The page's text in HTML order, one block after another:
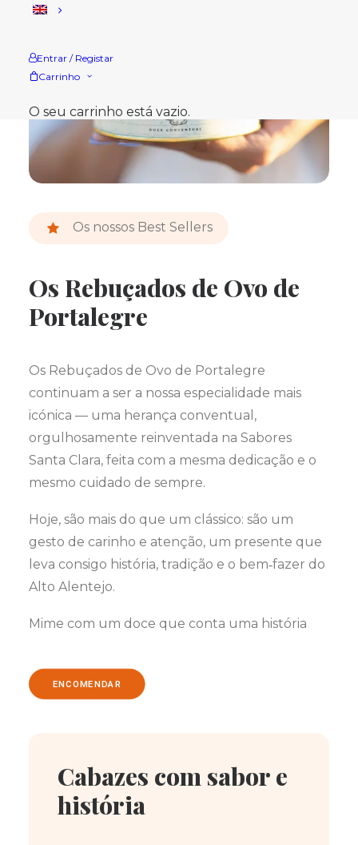
Entrar / Registar
Carrinho
O seu carrinho está vazio.
Os nossos Best Sellers
Os Rebuçados de Ovo de
Portalegre
Os Rebuçados de Ovo de Portalegre
continuam a ser a nossa especialidade mais
icónica — uma herança conventual,
orgulhosamente reinventada na Sabores
Santa Clara, feita com a mesma dedicação e o
mesmo cuidado de sempre.
Hoje, são mais do que um clássico: são um
gesto de carinho e atenção, um presente que
leva consigo história, tradição e o bem‑fazer do
Alto Alentejo.
Mime com um doce que conta uma história
ENCOMENDAR
Cabazes com sabor e
história